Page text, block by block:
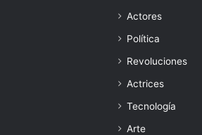
Actores
Política
Revoluciones
Actrices
Tecnología
Arte